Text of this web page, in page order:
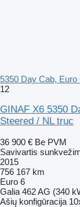
5350 Day Cab, Euro
12
GINAF X6 5350
Steered / NL truc
36 900 € Be PVM
Savivartis
2015
756 167 km
Euro 6
Galia 462 AG (340
Ašių konfigūracija